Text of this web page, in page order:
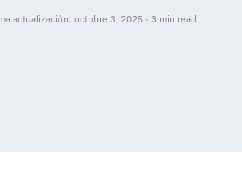
actualización: octubre 3, 2025 · 3 min read